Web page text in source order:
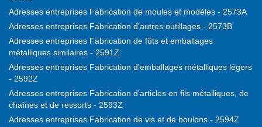
Adresses entreprises Fabrication de moules et modèles - 2573A
Adresses entreprises Fabrication d'autres outillages - 2573B
Adresses entreprises Fabrication de fûts et emballages
métalliques similaires - 2591Z
Adresses entreprises Fabrication d'emballages métalliques légers
- 2592Z
Adresses entreprises Fabrication d'articles en fils métalliques, de
chaînes et de ressorts - 2593Z
Adresses entreprises Fabrication de vis et de boulons - 2594Z